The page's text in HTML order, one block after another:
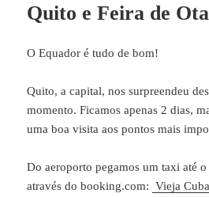
Quito e Feira de
O Equador é tudo de bom!
Quito, a capital, nos surpreendeu
momento. Ficamos apenas 2 dias,
uma boa visita aos pontos mais
Do aeroporto pegamos um taxi até
através do booking.com: Vieja Cuba